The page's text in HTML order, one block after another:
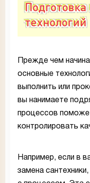
технологий
Прежде чем
основные
выполнить или
вы нанимаете
процессов
контролировать
Например, если в
замена